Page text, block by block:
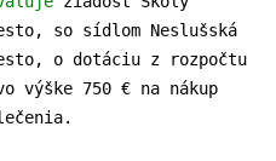
so sídlom Neslušská
o dotáciu z rozpočtu
výške 750 € na nákup